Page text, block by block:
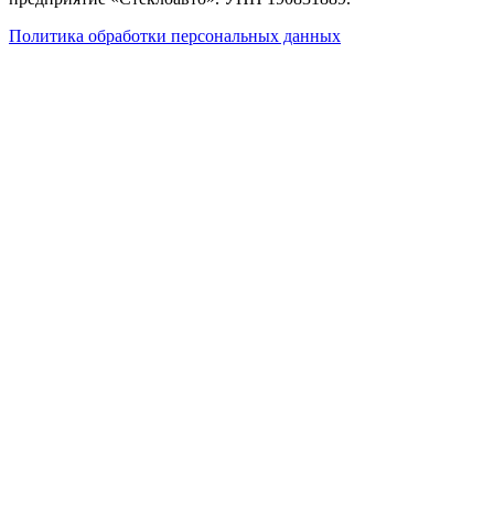
Политика обработки персональных данных